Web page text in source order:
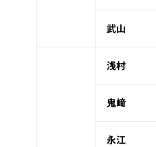
武山
浅村
鬼﨑
永江